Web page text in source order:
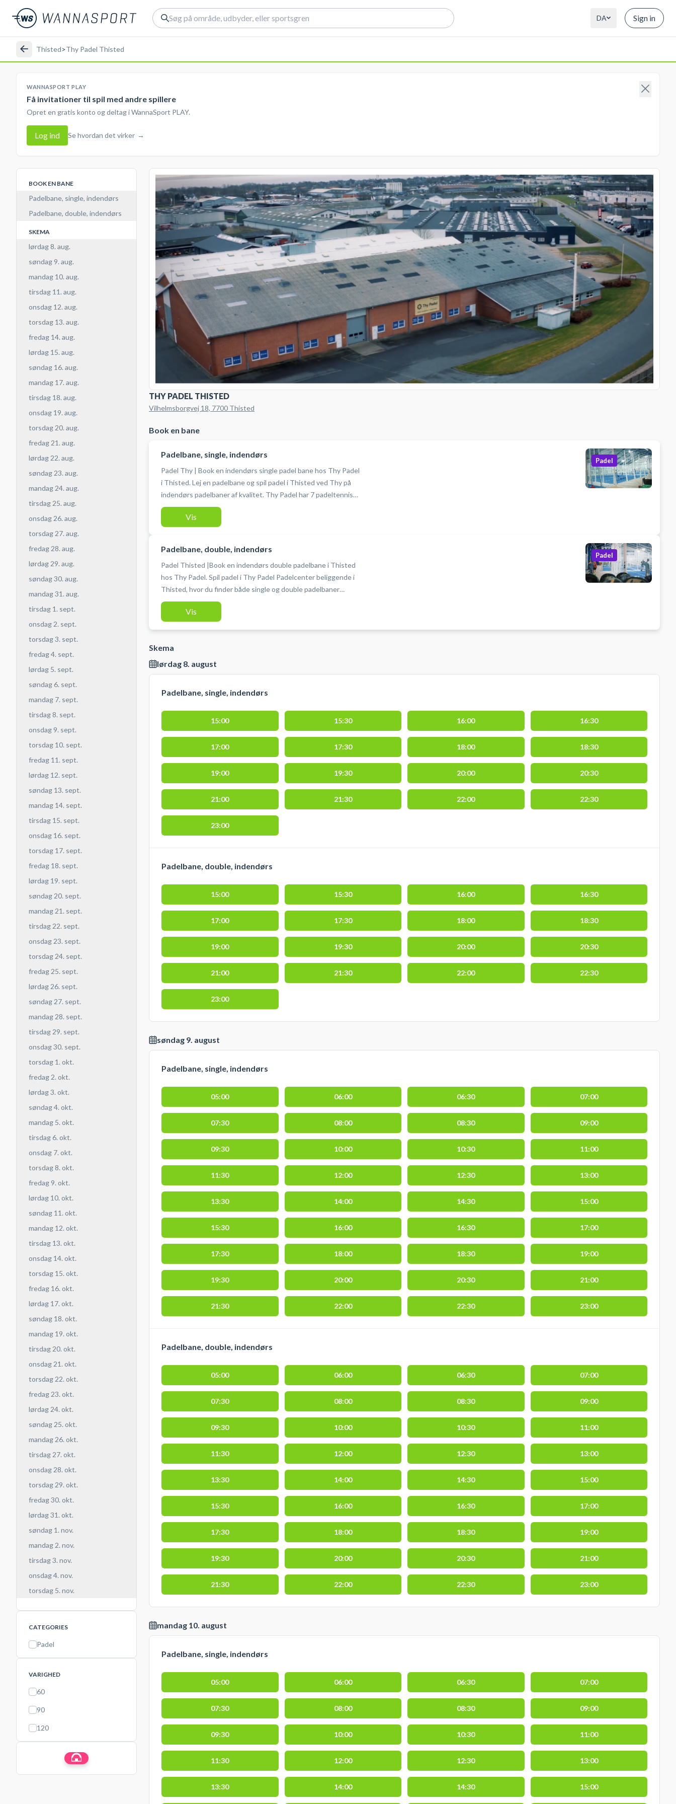
DA Sign in
Thisted>Thy Padel Thisted
WANNASPORT PLAY
Få invitationer til spil med andre spillere
Opret en gratis konto og deltag i WannaSport PLAY.
Log ind Se hvordan det virker →
BOOK EN BANE
Padelbane, single, indendørs
Padelbane, double, indendørs
SKEMA
lørdag 8. aug.
søndag 9. aug.
mandag 10. aug.
tirsdag 11. aug.
onsdag 12. aug.
torsdag 13. aug.
fredag 14. aug.
lørdag 15. aug.
søndag 16. aug.
mandag 17. aug.
tirsdag 18. aug.
onsdag 19. aug.
torsdag 20. aug.
fredag 21. aug.
lørdag 22. aug.
søndag 23. aug.
mandag 24. aug.
tirsdag 25. aug.
onsdag 26. aug.
torsdag 27. aug.
fredag 28. aug.
lørdag 29. aug.
søndag 30. aug.
mandag 31. aug.
tirsdag 1. sept.
onsdag 2. sept.
torsdag 3. sept.
fredag 4. sept.
lørdag 5. sept.
søndag 6. sept.
mandag 7. sept.
tirsdag 8. sept.
onsdag 9. sept.
torsdag 10. sept.
fredag 11. sept.
lørdag 12. sept.
søndag 13. sept.
mandag 14. sept.
tirsdag 15. sept.
onsdag 16. sept.
torsdag 17. sept.
fredag 18. sept.
lørdag 19. sept.
søndag 20. sept.
mandag 21. sept.
tirsdag 22. sept.
onsdag 23. sept.
torsdag 24. sept.
fredag 25. sept.
lørdag 26. sept.
søndag 27. sept.
mandag 28. sept.
tirsdag 29. sept.
onsdag 30. sept.
torsdag 1. okt.
fredag 2. okt.
lørdag 3. okt.
søndag 4. okt.
mandag 5. okt.
tirsdag 6. okt.
onsdag 7. okt.
torsdag 8. okt.
fredag 9. okt.
lørdag 10. okt.
søndag 11. okt.
mandag 12. okt.
tirsdag 13. okt.
onsdag 14. okt.
torsdag 15. okt.
fredag 16. okt.
lørdag 17. okt.
søndag 18. okt.
mandag 19. okt.
tirsdag 20. okt.
onsdag 21. okt.
torsdag 22. okt.
fredag 23. okt.
lørdag 24. okt.
søndag 25. okt.
mandag 26. okt.
tirsdag 27. okt.
onsdag 28. okt.
torsdag 29. okt.
fredag 30. okt.
lørdag 31. okt.
søndag 1. nov.
mandag 2. nov.
tirsdag 3. nov.
onsdag 4. nov.
torsdag 5. nov.
CATEGORIES
Padel
VARIGHED
60
90
120
THY PADEL THISTED
Vilhelmsborgvej 18, 7700 Thisted
Book en bane
Padelbane, single, indendørs
Padel Thy | Book en indendørs single padel bane hos Thy Padel
i Thisted. Lej en padelbane og spil padel i Thisted ved Thy på
indendørs padelbaner af kvalitet. Thy Padel har 7 padeltennis
baner i deres padelcenter i Thisted. 5 double- og 2 singlebaner
indendørs. Der er padeludstyr, som kan lejes i padelhallen og
Vis
Padel
Padelbane, double, indendørs
Padel Thisted |Book en indendørs double padelbane i Thisted
hos Thy Padel. Spil padel i Thy Padel Padelcenter beliggende i
Thisted, hvor du finder både single og double padelbaner
indendørs. Thy Padel byder på i alt 7 padelbaner i deres
indendørs padelcenter i Thisted, fordelt på 5 double og 2 single
Vis
Padel
Skema
lørdag 8. august
Padelbane, single, indendørs
15:00 15:30 16:00 16:30
17:00 17:30 18:00 18:30
19:00 19:30 20:00 20:30
21:00 21:30 22:00 22:30
23:00
Padelbane, double, indendørs
15:00 15:30 16:00 16:30
17:00 17:30 18:00 18:30
19:00 19:30 20:00 20:30
21:00 21:30 22:00 22:30
23:00
søndag 9. august
Padelbane, single, indendørs
05:00 06:00 06:30 07:00
07:30 08:00 08:30 09:00
09:30 10:00 10:30 11:00
11:30 12:00 12:30 13:00
13:30 14:00 14:30 15:00
15:30 16:00 16:30 17:00
17:30 18:00 18:30 19:00
19:30 20:00 20:30 21:00
21:30 22:00 22:30 23:00
Padelbane, double, indendørs
05:00 06:00 06:30 07:00
07:30 08:00 08:30 09:00
09:30 10:00 10:30 11:00
11:30 12:00 12:30 13:00
13:30 14:00 14:30 15:00
15:30 16:00 16:30 17:00
17:30 18:00 18:30 19:00
19:30 20:00 20:30 21:00
21:30 22:00 22:30 23:00
mandag 10. august
Padelbane, single, indendørs
05:00 06:00 06:30 07:00
07:30 08:00 08:30 09:00
09:30 10:00 10:30 11:00
11:30 12:00 12:30 13:00
13:30 14:00 14:30 15:00